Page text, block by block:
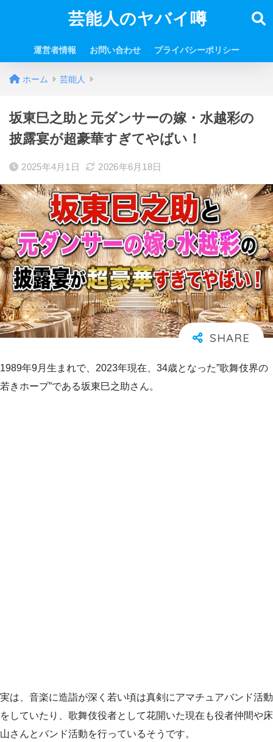
芸能人のヤバイ噂
運営者情報 お問い合わせ プライバシーポリシー
ホーム 芸能人
坂東巳之助と元ダンサーの嫁・水越彩の
披露宴が超豪華すぎてやばい！
2025年4月1日 2026年6月18日
1989年9月生まれで、2023年現在、34歳となった”歌舞伎界の
若きホープ”である坂東巳之助さん。
実は、音楽に造詣が深く若い頃は真剣にアマチュアバンド活動
をしていたり、歌舞伎役者として花開いた現在も役者仲間や床
山さんとバンド活動を行っているそうです。